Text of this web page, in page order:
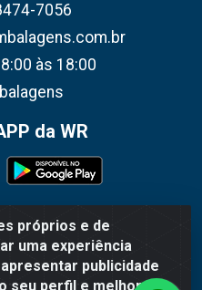
próprios e de
uma experiência
publicidade
seu perfil e melhorar a
7056
às 18:00
da WR
Gomes de Araújo, 1360 -
CEP 36202-628 - CNPJ
0001-55